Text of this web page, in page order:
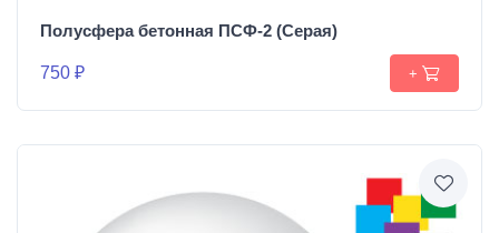
Полусфера бетонная ПСФ-2 (Серая)
750 ₽ +